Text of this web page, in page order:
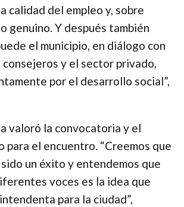
calidad del empleo y, sobre
genuino. Y después también
el municipio, en diálogo con
y el sector privado,
por el desarrollo social”,
valoró la convocatoria y el
para el encuentro. “Creemos que
un éxito y entendemos que
voces es la idea que
para la ciudad”,